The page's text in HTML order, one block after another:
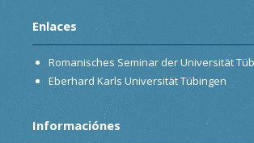
Enlaces
Romanisches Seminar der Universität
Eberhard Karls Universität Tübingen
Informaciónes